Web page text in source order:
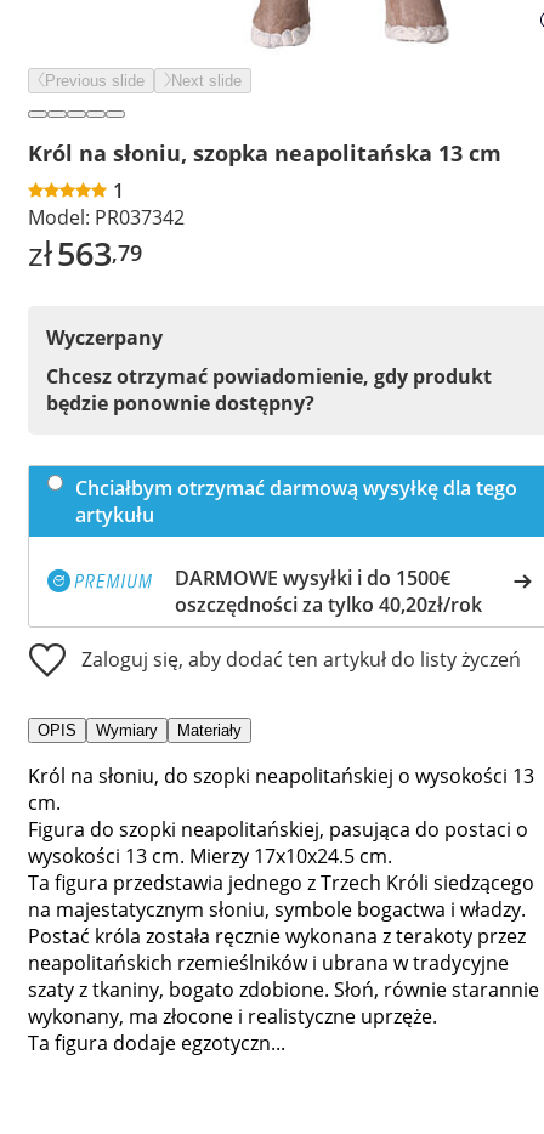
Previous slide Next slide
Król na słoniu, szopka neapolitańska 13 cm
1
Model: PR037342
zł563,79
Wyczerpany
Chcesz otrzymać powiadomienie, gdy produkt
będzie ponownie dostępny?
Chciałbym otrzymać darmową wysyłkę dla tego
artykułu
DARMOWE wysyłki i do 1500€
oszczędności za tylko 40,20zł/rok
Zaloguj się, aby dodać ten artykuł do listy życzeń
OPIS Wymiary Materiały
Król na słoniu, do szopki neapolitańskiej o wysokości 13
cm.
Figura do szopki neapolitańskiej, pasująca do postaci o
wysokości 13 cm. Mierzy 17x10x24.5 cm.
Ta figura przedstawia jednego z Trzech Króli siedzącego
na majestatycznym słoniu, symbole bogactwa i władzy.
Postać króla została ręcznie wykonana z terakoty przez
neapolitańskich rzemieślników i ubrana w tradycyjne
szaty z tkaniny, bogato zdobione. Słoń, równie starannie
wykonany, ma złocone i realistyczne uprzęże.
Ta figura dodaje egzotyczn...